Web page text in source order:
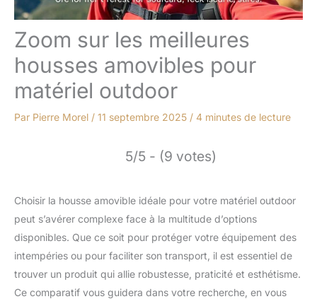
Zoom sur les meilleures
housses amovibles pour
matériel outdoor
Par Pierre Morel / 11 septembre 2025 / 4 minutes de lecture
5/5 - (9 votes)
Choisir la housse amovible idéale pour votre matériel outdoor
peut s’avérer complexe face à la multitude d’options
disponibles. Que ce soit pour protéger votre équipement des
intempéries ou pour faciliter son transport, il est essentiel de
trouver un produit qui allie robustesse, praticité et esthétisme.
Ce comparatif vous guidera dans votre recherche, en vous